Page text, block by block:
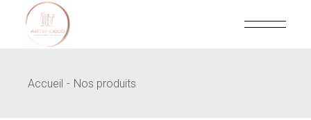
content
Accueil Nos produits